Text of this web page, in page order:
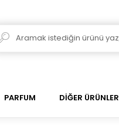
PARFUM DİĞER ÜRÜNLER